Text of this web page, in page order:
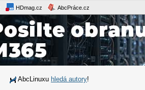
HDmag.cz AbcPráce.cz
AbcLinuxu hledá autory!